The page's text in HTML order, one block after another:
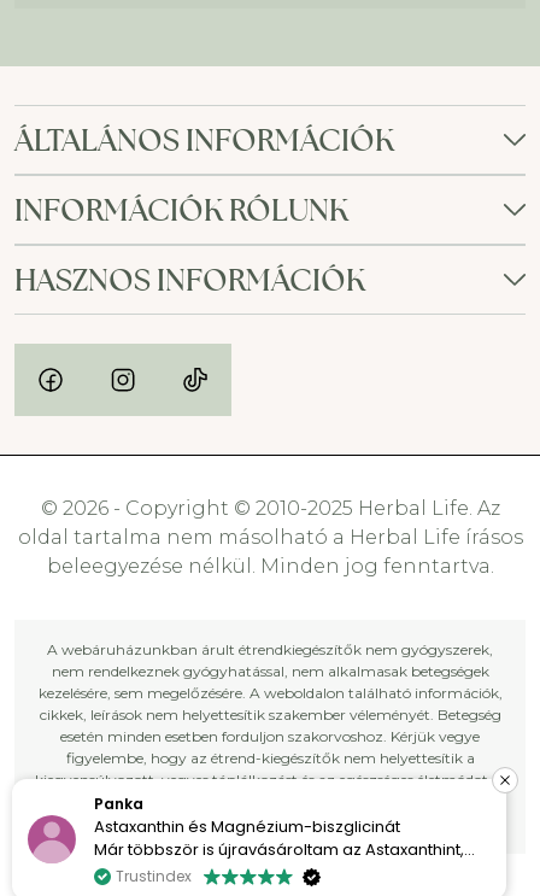
ÁLTALÁNOS INFORMÁCIÓK
INFORMÁCIÓK RÓLUNK
HASZNOS INFORMÁCIÓK
© 2026 - Copyright © 2010-2025 Herbal Life. Az
oldal tartalma nem másolható a Herbal Life írásos
beleegyezése nélkül. Minden jog fenntartva.
A webáruházunkban árult étrendkiegészítők nem gyógyszerek,
nem rendelkeznek gyógyhatással, nem alkalmasak betegségek
kezelésére, sem megelőzésére. A weboldalon található információk,
cikkek, leírások nem helyettesítik szakember véleményét. Betegség
esetén minden esetben forduljon szakorvoshoz. Kérjük vegye
figyelembe, hogy az étrend-kiegészítők nem helyettesítik a
kiegyensúlyozott, vegyes táplálkozást és az egészséges életmódot. A
kockázatok és mellékhatások elkerülése végett kérje ki háziorvosa,
kezelőorvosa vagy gyógyszerésze tanácsát.
Panka
Astaxanthin és Magnézium-biszglicinát
Már többször is újravásároltam az Astaxanthint,
mert egyszerűen imádom a hatását. A bőröm
Trustindex